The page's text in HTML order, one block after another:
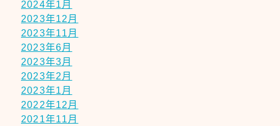
2024年1月
2023年12月
2023年11月
2023年6月
2023年3月
2023年2月
2023年1月
2022年12月
2021年11月